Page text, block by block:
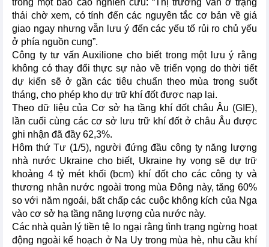
trong một báo cáo nghiên cứu: “Thị trường vẫn ở trạng
thái chờ xem, có tính đến các nguyên tắc cơ bản về giá
giao ngay nhưng vẫn lưu ý đến các yếu tố rủi ro chủ yếu
ở phía nguồn cung”.
Công ty tư vấn Auxilione cho biết trong một lưu ý rằng
không có thay đổi thực sự nào về triển vọng do thời tiết
dự kiến sẽ ở gần các tiêu chuẩn theo mùa trong suốt
tháng, cho phép kho dự trữ khí đốt được nạp lại.
Theo dữ liệu của Cơ sở hạ tầng khí đốt châu Âu (GIE),
lần cuối cùng các cơ sở lưu trữ khí đốt ở châu Âu được
ghi nhận đã đầy 62,3%.
Hôm thứ Tư (1/5), người đứng đầu công ty năng lượng
nhà nước Ukraine cho biết, Ukraine hy vọng sẽ dự trữ
khoảng 4 tỷ mét khối (bcm) khí đốt cho các công ty và
thương nhân nước ngoài trong mùa Đông này, tăng 60%
so với năm ngoái, bất chấp các cuộc không kích của Nga
vào cơ sở hạ tầng năng lượng của nước này.
Các nhà quản lý tiền tệ lo ngại rằng tình trạng ngừng hoạt
động ngoài kế hoạch ở Na Uy trong mùa hè, nhu cầu khí